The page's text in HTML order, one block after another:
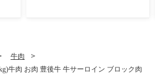
牛肉
牛肉 お肉 豊後牛 牛サーロイン ブロック肉